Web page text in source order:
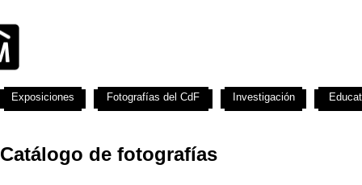
Catálogo de fotografías
Exposiciones Fotografías del CdF Investigación